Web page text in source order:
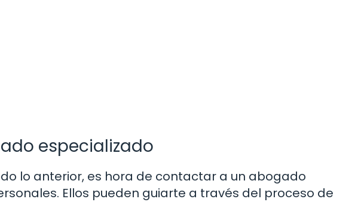
especializado
lo anterior, es hora de contactar a un abogado
Ellos pueden guiarte a través del proceso de